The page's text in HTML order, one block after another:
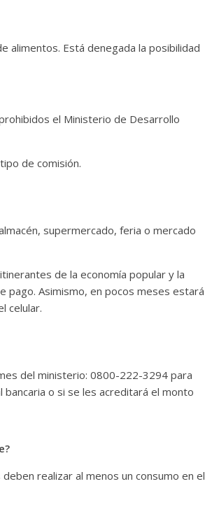
alimentos. Está denegada la posibilidad
el Ministerio de Desarrollo
de comisión.
supermercado, feria o mercado
de la economía popular y la
pago. Asimismo, en pocos meses estará
celular.
del ministerio: 0800-222-3294 para
o si se les acreditará el monto
realizar al menos un consumo en el